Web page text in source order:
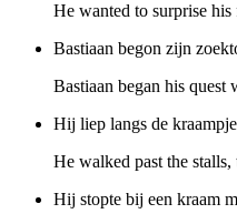
He wanted to surprise
Bastiaan begon zijn
Bastiaan began his quest
Hij liep langs de
He walked past the
Hij stopte bij een kraam